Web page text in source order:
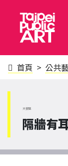
首頁 公共
大安區
隔牆有